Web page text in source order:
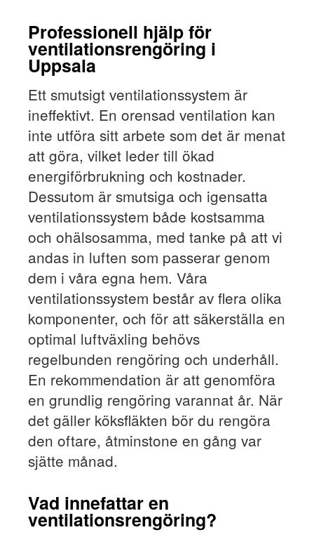
Professionell hjälp för
ventilationsrengöring i
Uppsala
Ett smutsigt ventilationssystem är
ineffektivt. En orensad ventilation kan
inte utföra sitt arbete som det är menat
att göra, vilket leder till ökad
energiförbrukning och kostnader.
Dessutom är smutsiga och igensatta
ventilationssystem både kostsamma
och ohälsosamma, med tanke på att vi
andas in luften som passerar genom
dem i våra egna hem. Våra
ventilationssystem består av flera olika
komponenter, och för att säkerställa en
optimal luftväxling behövs
regelbunden rengöring och underhåll.
En rekommendation är att genomföra
en grundlig rengöring varannat år. När
det gäller köksfläkten bör du rengöra
den oftare, åtminstone en gång var
sjätte månad.
Vad innefattar en
ventilationsrengöring?